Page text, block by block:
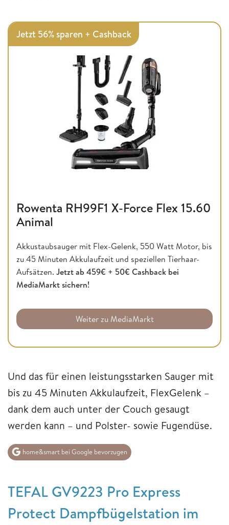
Jetzt 56% sparen + Cashback
Rowenta RH99F1 X-Force Flex 15.60
Animal
Akkustaubsauger mit Flex-Gelenk, 550 Watt Motor, bis
zu 45 Minuten Akkulaufzeit und speziellen Tierhaar-
Aufsätzen. Jetzt ab 459€ + 50€ Cashback bei
MediaMarkt sichern!
Weiter zu MediaMarkt
Und das für einen leistungsstarken Sauger mit
bis zu 45 Minuten Akkulaufzeit, FlexGelenk –
dank dem auch unter der Couch gesaugt
werden kann – und Polster- sowie Fugendüse.
home&smart bei Google bevorzugen
TEFAL GV9223 Pro Express
Protect Dampfbügelstation im